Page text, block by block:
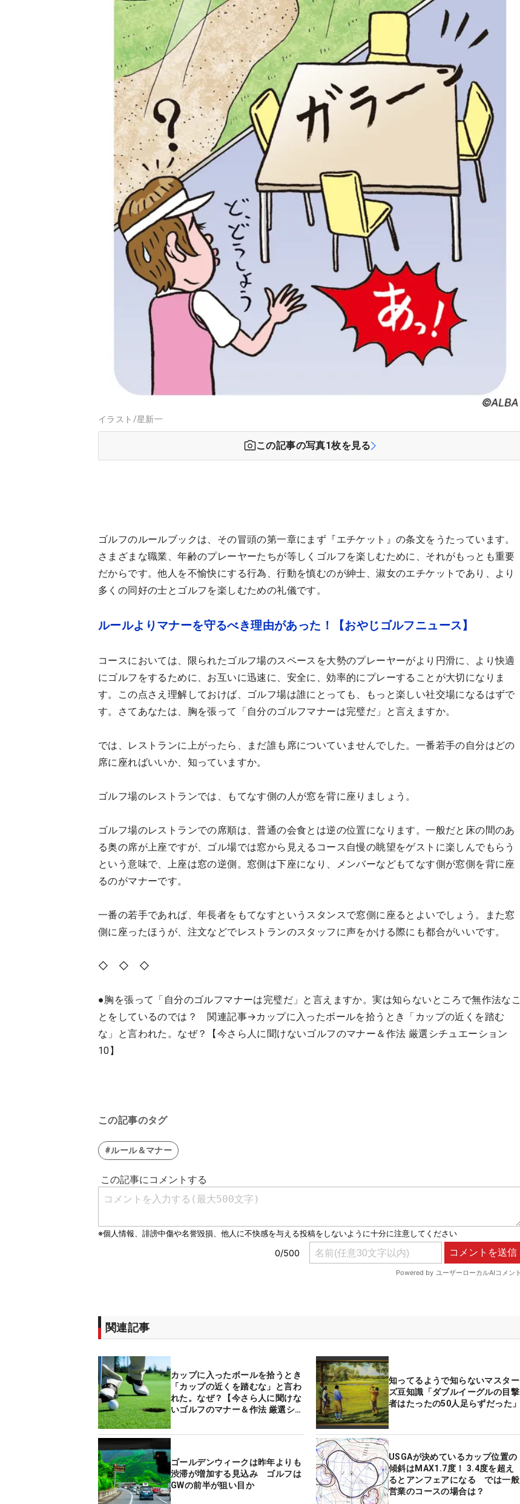
イラスト/星新一
この記事の写真1枚を見る
ゴルフのルールブックは、その冒頭の第一章にまず『エチケット』の条文をうたっています。
さまざまな職業、年齢のプレーヤーたちが等しくゴルフを楽しむために、それがもっとも重要
だからです。他人を不愉快にする行為、行動を慎むのが紳士、淑女のエチケットであり、より
多くの同好の士とゴルフを楽しむための礼儀です。
ルールよりマナーを守るべき理由があった！【おやじゴルフニュース】
コースにおいては、限られたゴルフ場のスペースを大勢のプレーヤーがより円滑に、より快適
にゴルフをするために、お互いに迅速に、安全に、効率的にプレーすることが大切になりま
す。この点さえ理解しておけば、ゴルフ場は誰にとっても、もっと楽しい社交場になるはずで
す。さてあなたは、胸を張って「自分のゴルフマナーは完璧だ」と言えますか。
では、レストランに上がったら、まだ誰も席についていませんでした。一番若手の自分はどの
席に座ればいいか、知っていますか。
ゴルフ場のレストランでは、もてなす側の人が窓を背に座りましょう。
ゴルフ場のレストランでの席順は、普通の会食とは逆の位置になります。一般だと床の間のあ
る奥の席が上座ですが、ゴル場では窓から見えるコース自慢の眺望をゲストに楽しんでもらう
という意味で、上座は窓の逆側。窓側は下座になり、メンバーなどもてなす側が窓側を背に座
るのがマナーです。
一番の若手であれば、年長者をもてなすというスタンスで窓側に座るとよいでしょう。また窓
側に座ったほうが、注文などでレストランのスタッフに声をかける際にも都合がいいです。
◇ ◇ ◇
●胸を張って「自分のゴルフマナーは完璧だ」と言えますか。実は知らないところで無作法なこ
とをしているのでは？ 関連記事→カップに入ったボールを拾うとき「カップの近くを踏む
な」と言われた。なぜ？【今さら人に聞けないゴルフのマナー＆作法 厳選シチュエーション
10】
この記事のタグ
#ルール＆マナー
関連記事
カップに入ったボールを拾うとき
「カップの近くを踏むな」と言わ
れた。なぜ？【今さら人に聞けな
いゴルフのマナー＆作法 厳選シチ
知ってるようで知らないマスター
ズ豆知識「ダブルイーグルの目撃
者はたったの50人足らずだった」
ゴールデンウィークは昨年よりも
渋滞が増加する見込み ゴルフは
GWの前半が狙い目か
USGAが決めているカップ位置の
傾斜はMAX1.7度！ 3.4度を超え
るとアンフェアになる では一般
営業のコースの場合は？